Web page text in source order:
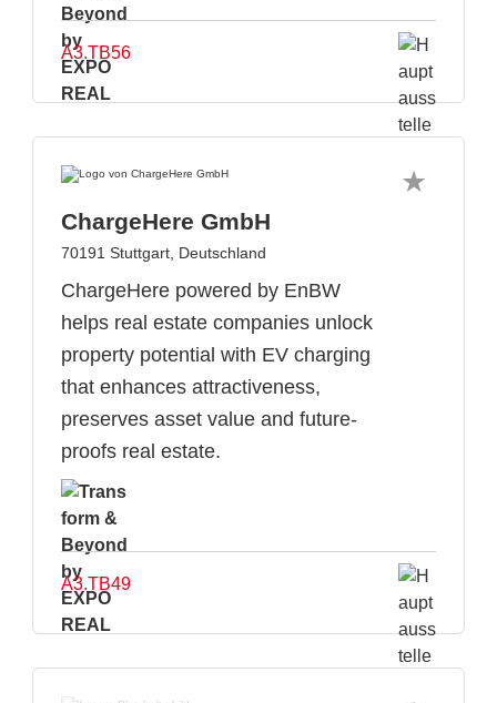
A3.TB56
ChargeHere GmbH
70191 Stuttgart, Deutschland
ChargeHere powered by EnBW
helps real estate companies unlock
property potential with EV charging
that enhances attractiveness,
preserves asset value and future-
proofs real estate.
A3.TB49